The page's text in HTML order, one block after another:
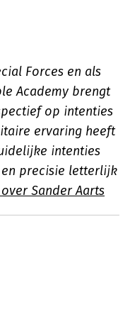
Forces en als
Academy brengt
op intenties
ervaring heeft
intenties
precisie letterlijk
Sander Aarts